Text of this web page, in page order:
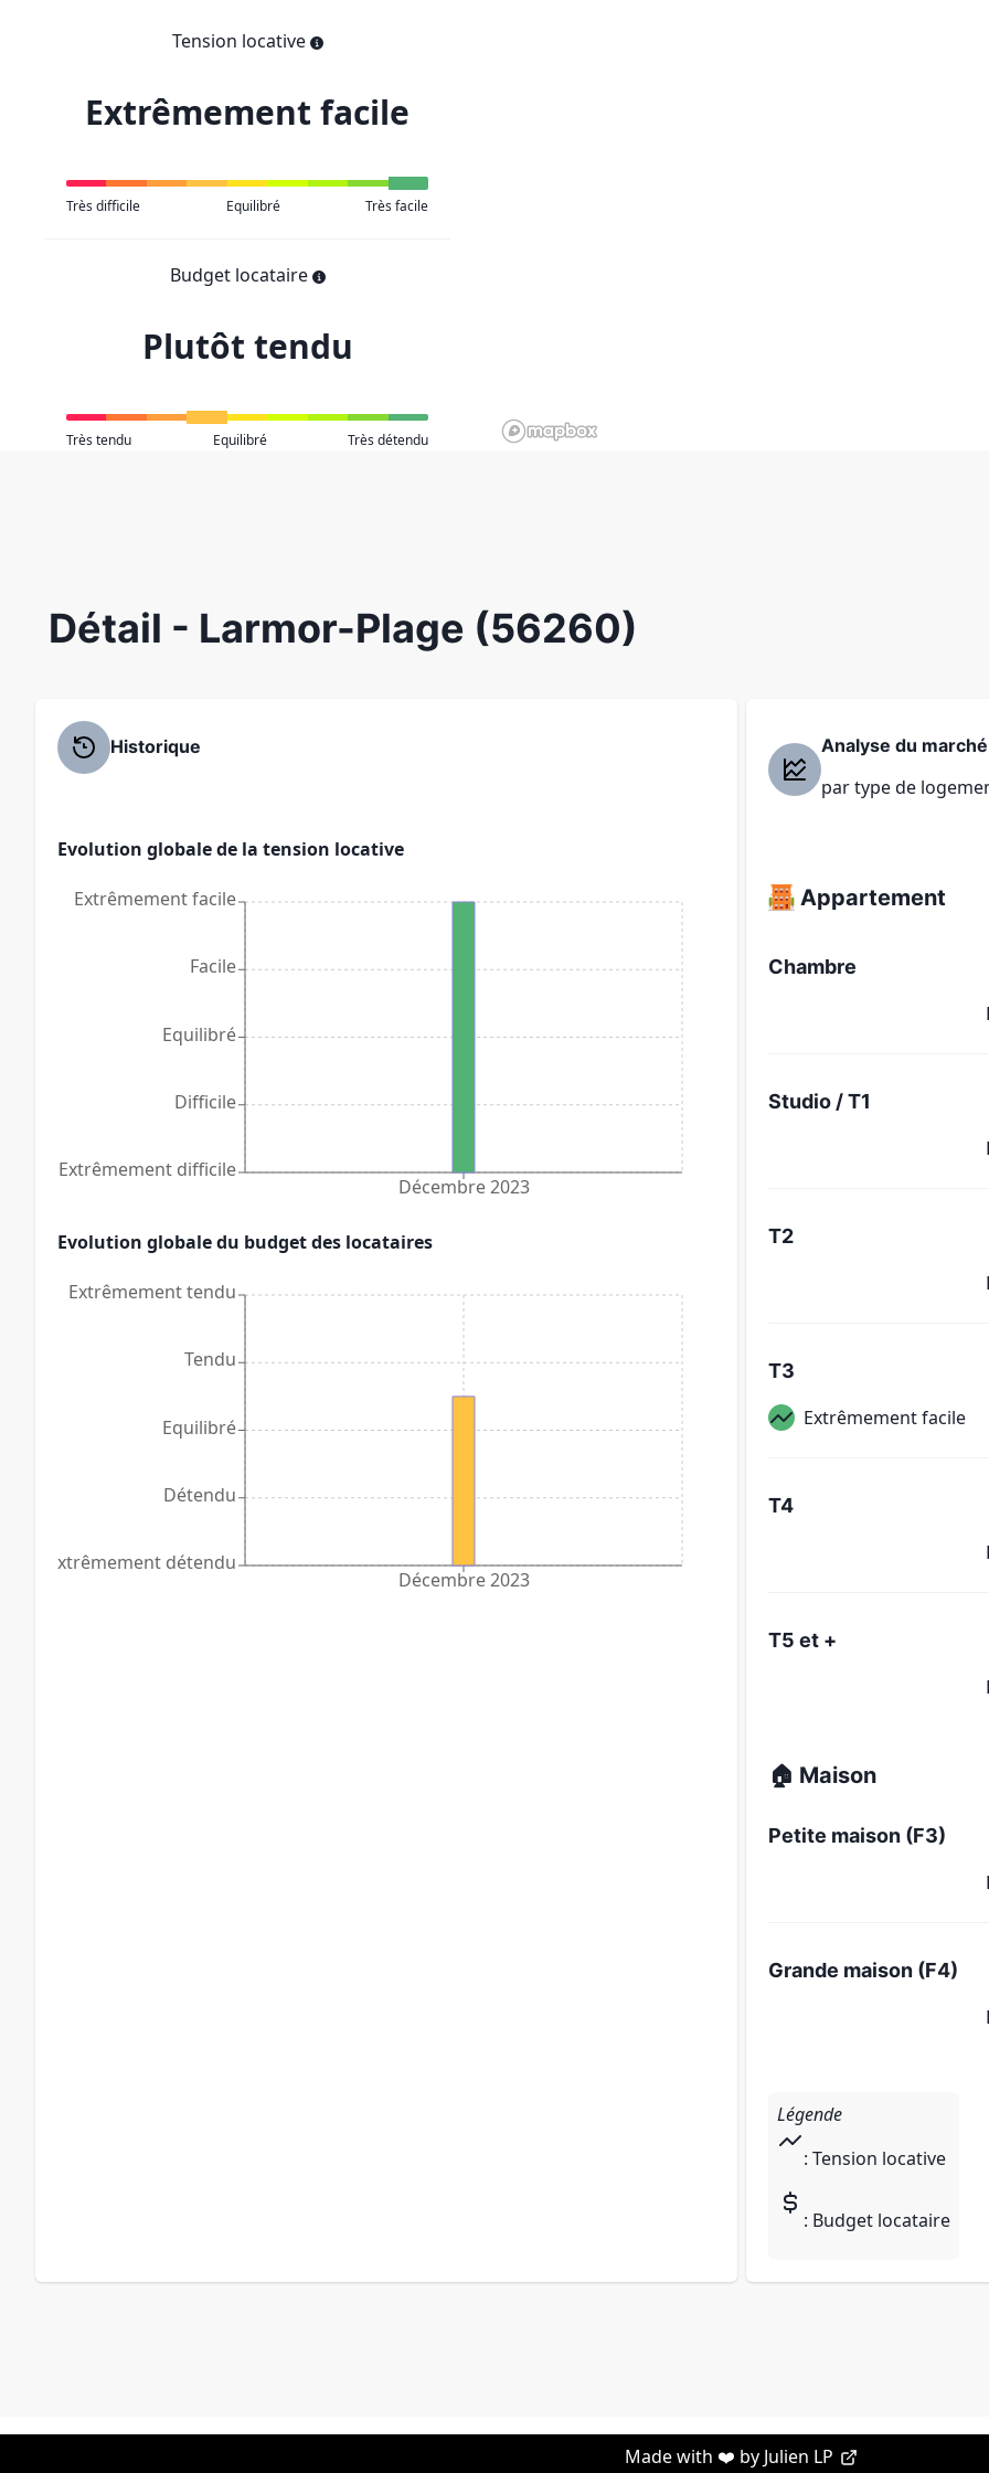
Tension locative
Extrêmement facile
Très difficile Equilibré Très facile
Budget locataire
Plutôt tendu
Très tendu Equilibré Très détendu
Détail - Larmor-Plage (56260)
Historique
Evolution globale de la tension locative
Décembre 2023
Extrêmement difficile
Difficile
Equilibré
Facile
Extrêmement facile
Evolution globale du budget des locataires
Décembre 2023
Extrêmement détendu
Détendu
Equilibré
Tendu
Extrêmement tendu
Analyse du marché
par type de
Appartement
Chambre
Studio / T1
T2
T3
Extrêmement facile
T4
T5 et +
🏠 Maison
Petite maison (F3)
Grande maison (F4)
Légende
: Tension locative
: Budget locataire
Made with ❤️ by Julien LP